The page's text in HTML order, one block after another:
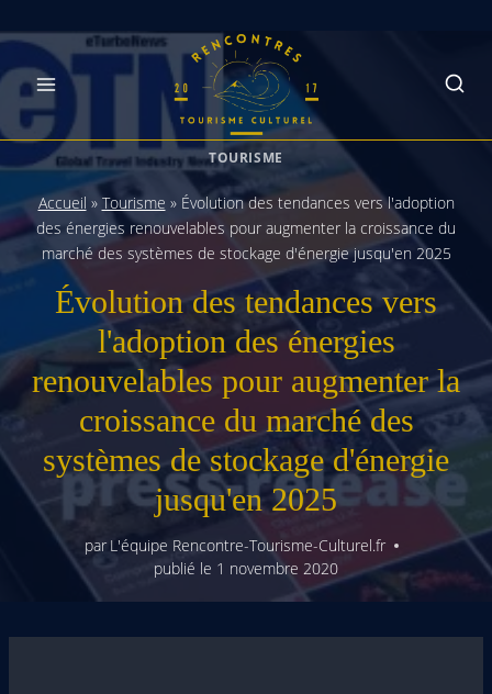
Skip
to
content
TOURISME
Accueil » Tourisme » Évolution des tendances vers l'adoption
des énergies renouvelables pour augmenter la croissance du
marché des systèmes de stockage d'énergie jusqu'en 2025
Évolution des tendances vers
l'adoption des énergies
renouvelables pour augmenter la
croissance du marché des
systèmes de stockage d'énergie
jusqu'en 2025
par L'équipe Rencontre-Tourisme-Culturel.fr
publié le 1 novembre 2020